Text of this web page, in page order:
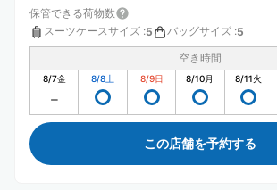
保管できる荷物数
スーツケースサイズ :5 バッグサイズ :5
空き時間
8/7金 8/8土 8/9日 8/10月 8/11火
この店舗を予約する